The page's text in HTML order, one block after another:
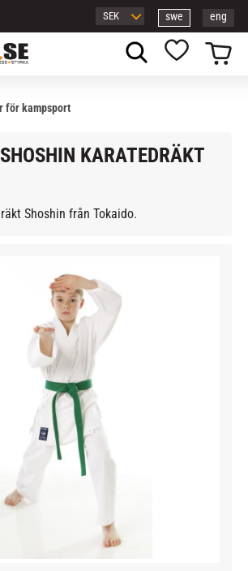
swe eng
Favoriter
Kundvagn
för kampsport
KARATEDRÄKT
Shoshin från Tokaido.